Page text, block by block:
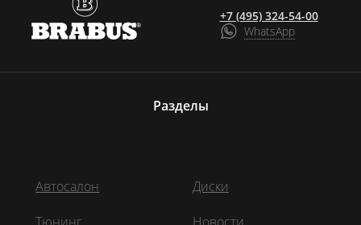
+7 (495) 324-54-00
WhatsApp
Разделы
Автосалон
Диски